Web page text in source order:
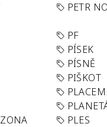
PETR
PF
PÍSEK
PÍSNĚ
PIŠKOT
PLES